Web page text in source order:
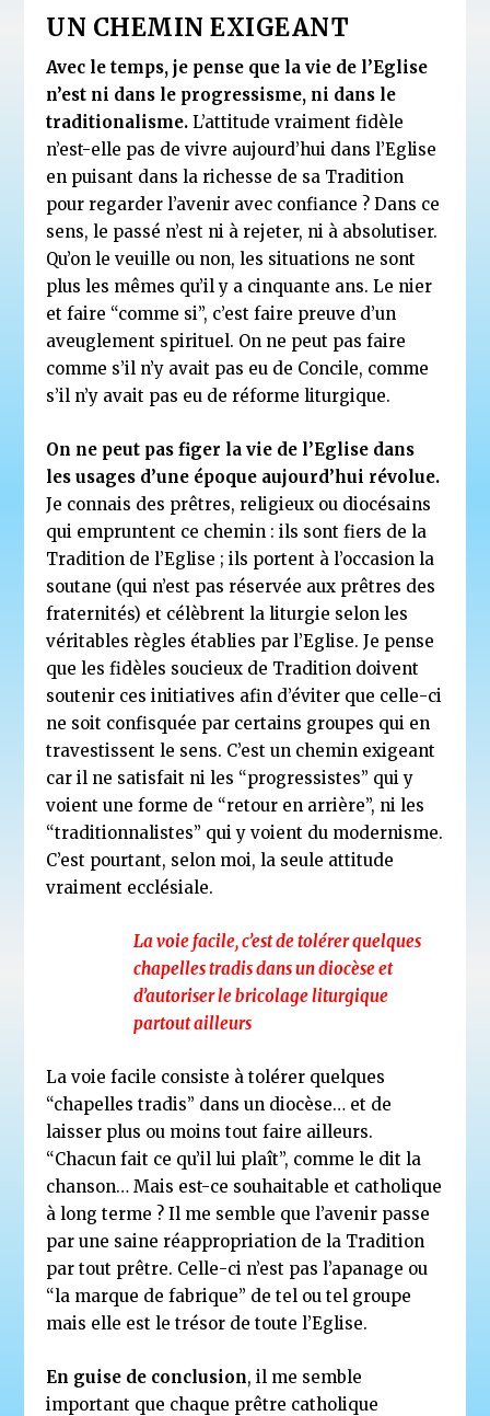
UN CHEMIN EXIGEANT
Avec le temps, je pense que la vie de l’Eglise
n’est ni dans le progressisme, ni dans le
traditionalisme. L’attitude vraiment fidèle
n’est-elle pas de vivre aujourd’hui dans l’Eglise
en puisant dans la richesse de sa Tradition
pour regarder l’avenir avec confiance ? Dans ce
sens, le passé n’est ni à rejeter, ni à absolutiser.
Qu’on le veuille ou non, les situations ne sont
plus les mêmes qu’il y a cinquante ans. Le nier
et faire “comme si”, c’est faire preuve d’un
aveuglement spirituel. On ne peut pas faire
comme s’il n’y avait pas eu de Concile, comme
s’il n’y avait pas eu de réforme liturgique.
On ne peut pas figer la vie de l’Eglise dans
les usages d’une époque aujourd’hui révolue.
Je connais des prêtres, religieux ou diocésains
qui empruntent ce chemin : ils sont fiers de la
Tradition de l’Eglise ; ils portent à l’occasion la
soutane (qui n’est pas réservée aux prêtres des
fraternités) et célèbrent la liturgie selon les
véritables règles établies par l’Eglise. Je pense
que les fidèles soucieux de Tradition doivent
soutenir ces initiatives afin d’éviter que celle-ci
ne soit confisquée par certains groupes qui en
travestissent le sens. C’est un chemin exigeant
car il ne satisfait ni les “progressistes” qui y
voient une forme de “retour en arrière”, ni les
“traditionnalistes” qui y voient du modernisme.
C’est pourtant, selon moi, la seule attitude
vraiment ecclésiale.
La voie facile, c’est de tolérer quelques
chapelles tradis dans un diocèse et
d’autoriser le bricolage liturgique
partout ailleurs
La voie facile consiste à tolérer quelques
“chapelles tradis” dans un diocèse… et de
laisser plus ou moins tout faire ailleurs.
“Chacun fait ce qu’il lui plaît”, comme le dit la
chanson… Mais est-ce souhaitable et catholique
à long terme ? Il me semble que l’avenir passe
par une saine réappropriation de la Tradition
par tout prêtre. Celle-ci n’est pas l’apanage ou
“la marque de fabrique” de tel ou tel groupe
mais elle est le trésor de toute l’Eglise.
En guise de conclusion, il me semble
important que chaque prêtre catholique